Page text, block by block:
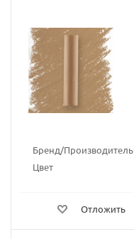
Бренд/Производитель
Цвет
Отложить